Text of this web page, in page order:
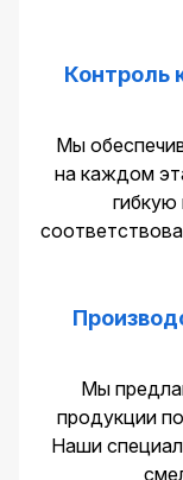
Контроль
Мы
на каждом
Мы
продукции
Наши